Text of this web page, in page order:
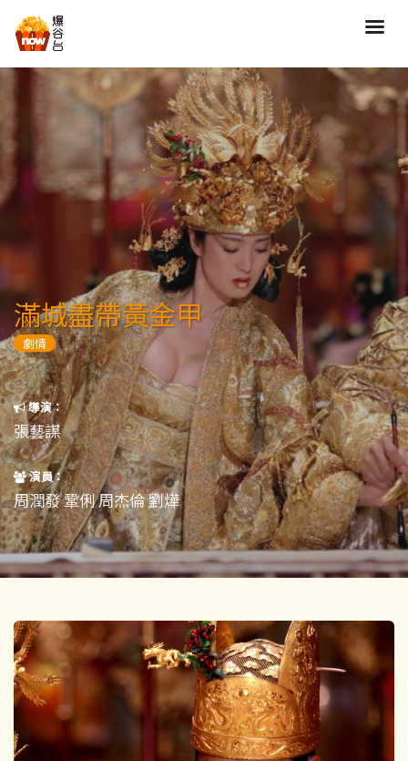
搜尋
劇情
喜劇
動作
愛情
歷險
驚慄
恐怖
奇幻
動畫
家庭
寫實紀錄
罪案
歌舞
成人
運動
特別/特輯
短片
一般
其他
滿城盡帶黃金甲
劇情
導演：
張藝謀
演員：
周潤發 鞏俐 周杰倫 劉燁